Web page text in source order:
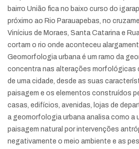
bairro União fica no baixo curso do
próximo ao Rio Parauapebas, no
Vinícius de Moraes, Santa Catarina e
cortam o rio onde aconteceu
Geomorfologia urbana é um ramo da
concentra nas alterações morfológicas
de uma cidade, desde as suas
paisagem e os elementos construídos
casas, edifícios, avenidas, lojas de
a geomorfologia urbana analisa como a
paisagem natural por intervenções
negativamente o meio ambiente e as